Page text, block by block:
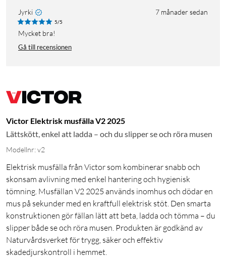
Jyrki 7 månader sedan
5/5
Mycket bra!
Gå till recensionen
Victor Elektrisk musfälla V2 2025
Lättskött, enkel att ladda – och du slipper se och röra musen
Modellnr: v2
Elektrisk musfälla från Victor som kombinerar snabb och
skonsam avlivning med enkel hantering och hygienisk
tömning. Musfällan V2 2025 används inomhus och dödar en
mus på sekunder med en kraftfull elektrisk stöt. Den smarta
konstruktionen gör fällan lätt att beta, ladda och tömma – du
slipper både se och röra musen. Produkten är godkänd av
Naturvårdsverket för trygg, säker och effektiv
skadedjurskontroll i hemmet.